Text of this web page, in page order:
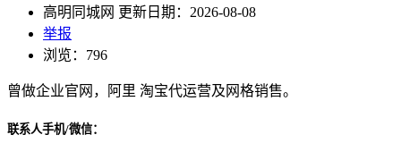
高明同城网 更新日期：2026-08-08
举报
浏览：796
曾做企业官网，阿里 淘宝代运营及网格销售。
联系人手机/微信：